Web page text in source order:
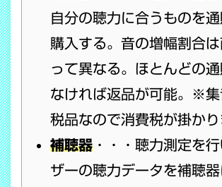
自分の聴力に合うものを
購入する。音の増幅割合
って異なる。ほとんどの
なければ返品が可能。※
税品なので消費税が掛かり
補聴器 ・・・聴力測定を
ザーの聴力データを補聴